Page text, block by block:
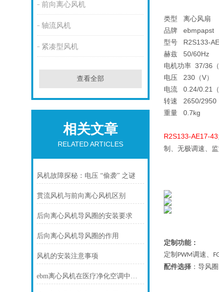
前向离心风机
轴流风机
紧凑型风机
查看全部
相关文章
RELATED ARTICLES
风机故障探秘：电压 “偷袭” 之谜
贯流风机与前向离心风机区别
后向离心风机导风圈的安装要求
后向离心风机导风圈的作用
风机的安装注意事项
ebm离心风机在医疗净化空调中的静音与洁净优势
类型 离心风扇
品牌 ebmpapst
型号 R2S133-
赫兹 50/60Hz
电机功率 37/36
电压 230（V）
电流 0.24/0.21
转速 2650/2950
重量 0.7kg
R2S133-AE17-43
制、无极调速、
定制功能：
定制 PWM调速、
配件选择：导风